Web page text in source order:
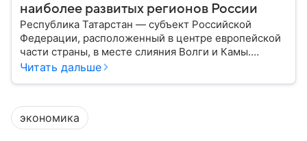
наиболее развитых регионов России
Республика Татарстан — субъект Российской
Федерации, расположенный в центре европейской
части страны, в месте слияния Волги и Камы.
Регион считается одним из ведущих
промышленностью, богатым историческим
наследием, многонациональным населением и
столицей — Казанью. Собрали все самое главное.
Читать дальше
экономика